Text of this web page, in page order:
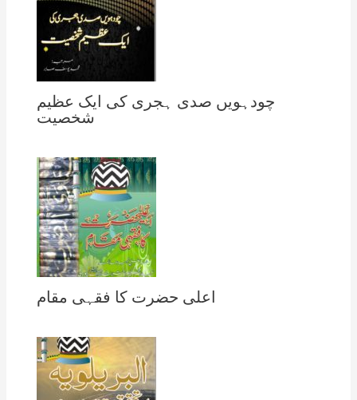
چودہویں صدی ہجری کی ایک عظیم
شخصیت
اعلی حضرت کا فقہی مقام